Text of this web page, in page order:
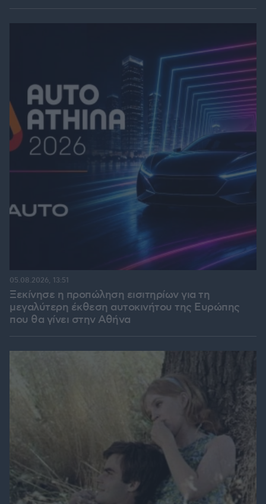
Ξεκίνησε η προπώληση εισιτηρίων για τη
μεγαλύτερη έκθεση αυτοκινήτου της Ευρώπης
που θα γίνει στην Αθήνα
05.08.2026, 13:51